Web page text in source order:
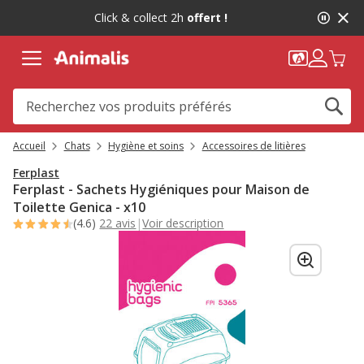
message,
Click & collect 2h offert !
Accueil Chats Hygiène et soins Accessoires de litières
Ferplast
Ferplast - Sachets Hygiéniques pour Maison de
Toilette Genica - x10
(4.6) 22 avis |Voir description